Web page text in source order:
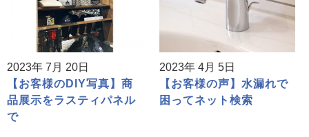
2023年 7月 20日
【お客様のDIY写真】商
品展示をラスティパネル
で
2023年 4月 5日
【お客様の声】水漏れで
困ってネット検索